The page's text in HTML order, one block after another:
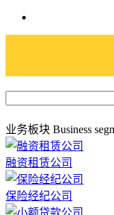
业务板块 Business
融资租赁公司
保险经纪公司